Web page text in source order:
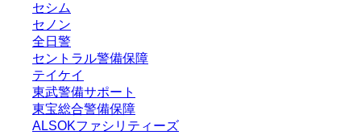
セシム
セノン
全日警
セントラル警備保障
テイケイ
東武警備サポート
東宝総合警備保障
ALSOKファシリティーズ